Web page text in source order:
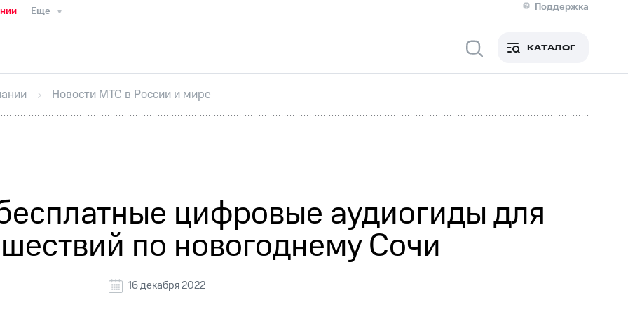
Еще
Поддержка
Медиа-центр
ИнтервьюФинансовая отчетностьКонтактыНовости в регионе
секретарьРаскрытие информации
кабинет акционераАкционерный капиталКонтроль и аудитРынок акций
КАТАЛОГ
Новости МТС в России и мире
цифровые аудиогиды для
по новогоднему Сочи
16 декабря 2022